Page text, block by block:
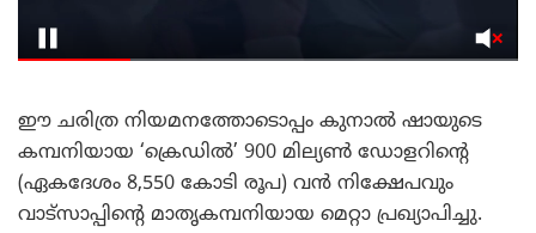
​ഈ ചരിത്ര നിയമനത്തോടൊപ്പം കുനാൽ ഷായുടെ
കമ്പനിയായ ‘ക്രെഡിൽ’ 900 മില്യൺ ഡോളറിന്റെ
(ഏകദേശം 8,550 കോടി രൂപ) വൻ നിക്ഷേപവും
വാട്സാപ്പിന്റെ മാതൃകമ്പനിയായ മെറ്റാ പ്രഖ്യാപിച്ചു.